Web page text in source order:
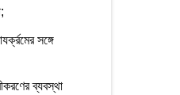
সঙ্গে
ব্যবস্থা